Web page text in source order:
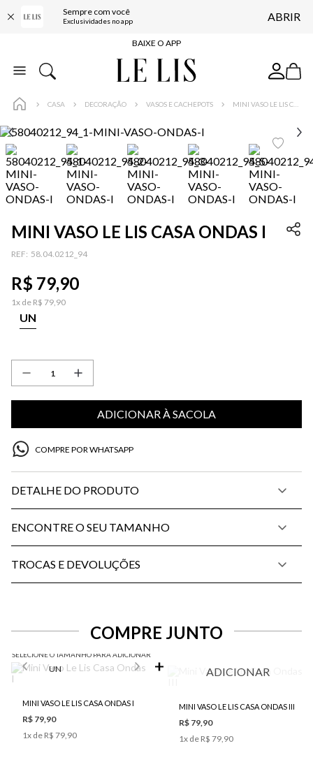
Sempre com você
Exclusividades no app ABRIR
FRETE GRÁTIS*
BAIXE O APP
10% OFF NA PRIMEIRA COMPRA*
FRETE GRÁTIS*
BAIXE O APP
10% OFF NA PRIMEIRA COMPRA*
CASA DECORAÇÃO VASOS E CACHEPOTS
MINI VASO LE LIS CASA ONDAS I
: 58.04.0212_94
R$ 79,90
1x de R$ 79,90
UN
ADICIONAR À SACOLA
COMPRE POR WHATSAPP
DETALHE DO PRODUTO
ENCONTRE O SEU TAMANHO
TROCAS E DEVOLUÇÕES
COMPRE JUNTO
SELECIONE O TAMANHO PARA ADICIONAR
UN
MINI VASO LE LIS CASA ONDAS I
R$ 79,90
1x de R$ 79,90
ADICIONAR
MINI VASO LE LIS CASA ONDAS III
R$ 79,90
1x de R$ 79,90